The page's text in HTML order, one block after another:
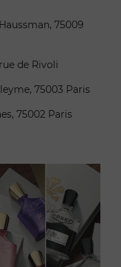
75009
de Rivoli
75003 Paris
75002 Paris